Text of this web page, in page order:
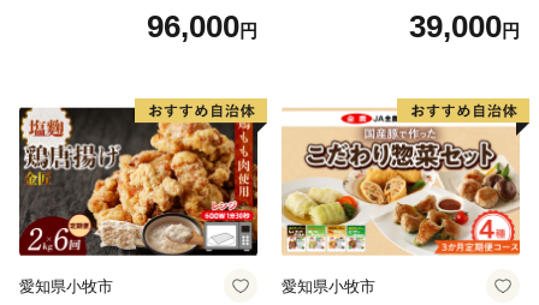
気持ちあふれる、気が多いまち－多気町。ぜひ、応援し
てください。
96,000円 39,000円
愛知県小牧市 愛知県小牧市